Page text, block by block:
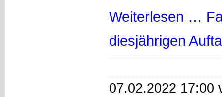
Weiterlesen …
diesjährigen
07.02.2022 17:00